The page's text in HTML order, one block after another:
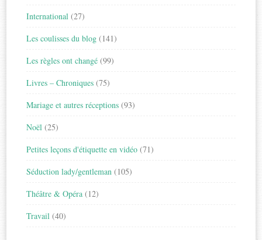
International (27)
Les coulisses du blog (141)
Les règles ont changé (99)
Livres – Chroniques (75)
Mariage et autres réceptions (93)
Noël (25)
Petites leçons d'étiquette en vidéo (71)
Séduction lady/gentleman (105)
Théâtre & Opéra (12)
Travail (40)